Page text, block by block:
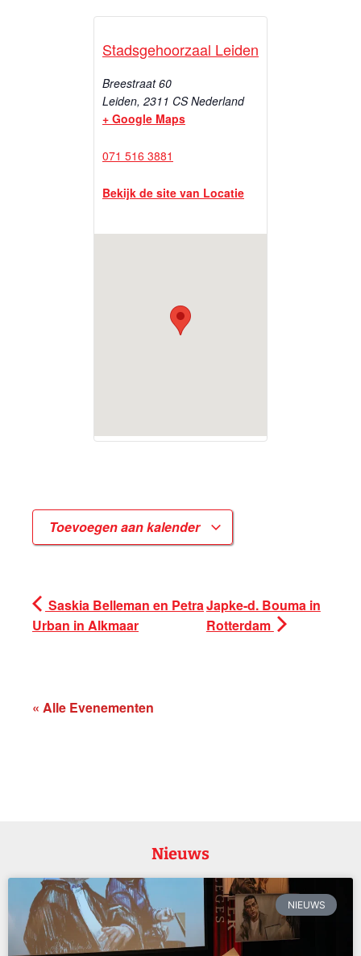
Stadsgehoorzaal Leiden
Breestraat 60
Leiden, 2311 CS Nederland
+ Google Maps
071 516 3881
Bekijk de site van Locatie
Toevoegen aan kalender
Saskia Belleman en Petra
Urban in Alkmaar
Japke-d. Bouma in
Rotterdam
« Alle Evenementen
Nieuws
NIEUWS